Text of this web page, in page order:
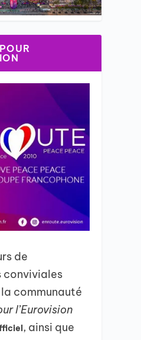
de
conviviales
communauté
l’Eurovision
, ainsi que